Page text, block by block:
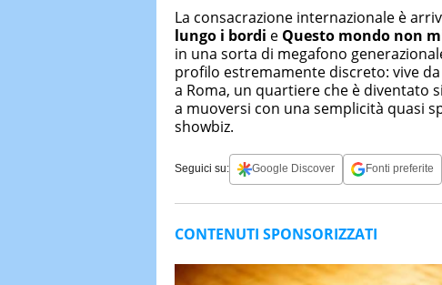
La consacrazione internazionale è
lungo i bordi e Questo mondo non
in una sorta di megafono
profilo estremamente discreto: vive
a Roma, un quartiere che è diventato
a muoversi con una semplicità quasi
showbiz.
Seguici su: Google Discover Fonti preferite